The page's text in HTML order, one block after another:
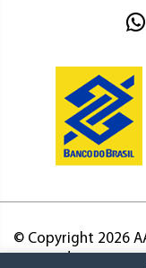
© Copyright 2026